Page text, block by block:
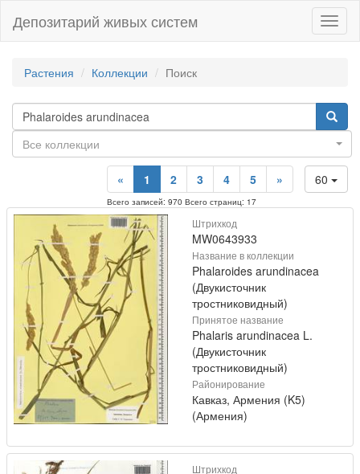
Депозитарий живых систем
Растения Коллекции Поиск
Все коллекции
60
« 1 2 3 4 5 »
Всего записей: 970 Всего страниц: 17
Штрихкод
MW0643933
Название в коллекции
Phalaroides arundinacea
(Двукисточник
тростниковидный)
Принятое название
Phalaris arundinacea L.
(Двукисточник
тростниковидный)
Районирование
Кавказ, Армения (K5)
(Армения)
Штрихкод